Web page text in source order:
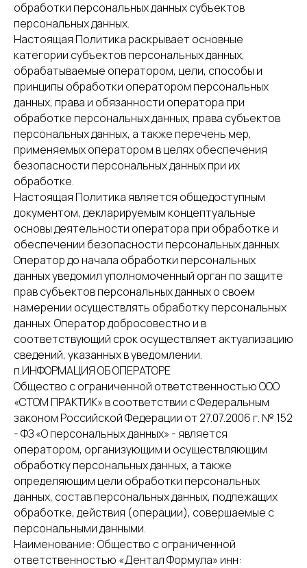
обработки персональных данных субъектов
персональных данных.
Настоящая Политика раскрывает основные
категории субъектов персональных данных,
обрабатываемые оператором, цели, способы и
принципы обработки оператором персональных
данных, права и обязанности оператора при
обработке персональных данных, права субъектов
персональных данных, а также перечень мер,
применяемых оператором в целях обеспечения
безопасности персональных данных при их
обработке.
Настоящая Политика является общедоступным
документом, декларируемым концептуальные
основы деятельности оператора при обработке и
обеспечении безопасности персональных данных.
Оператор до начала обработки персональных
данных уведомил уполномоченный орган по защите
прав субъектов персональных данных о своем
намерении осуществлять обработку персональных
данных. Оператор добросовестно и в
соответствующий срок осуществляет актуализацию
сведений, указанных в уведомлении.
п.ИНФОРМАЦИЯ ОБ ОПЕРАТОРЕ
Общество с ограниченной ответственностью ООО
«СТОМ ПРАКТИК» в соответствии с Федеральным
законом Российской Федерации от 27.07.2006 г. № 152
- ФЗ «О персональных данных» - является
оператором, организующим и осуществляющим
обработку персональных данных, а также
определяющим цели обработки персональных
данных, состав персональных данных, подлежащих
обработке, действия (операции), совершаемые с
персональными данными.
Наименование: Общество с ограниченной
ответственностью «Дентал Формула» инн: